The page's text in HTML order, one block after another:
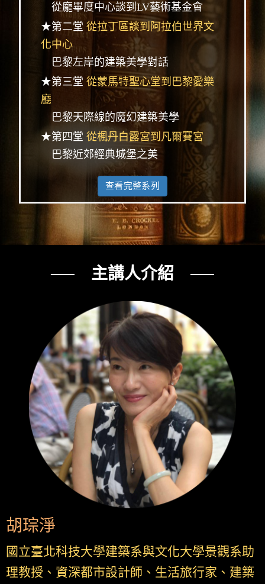
從龐畢度中心談到LV藝術基金會
★第二堂 從拉丁區談到阿拉伯世界文
化中心
巴黎左岸的建築美學對話
★第三堂 從蒙馬特聖心堂到巴黎愛樂
廳
巴黎天際線的魔幻建築美學
★第四堂 從楓丹白露宮到凡爾賽宮
巴黎近郊經典城堡之美
查看完整系列
── 主講人介紹 ──
胡琮淨
國立臺北科技大學建築系與文化大學景觀系助
理教授、資深都市設計師、生活旅行家、建築